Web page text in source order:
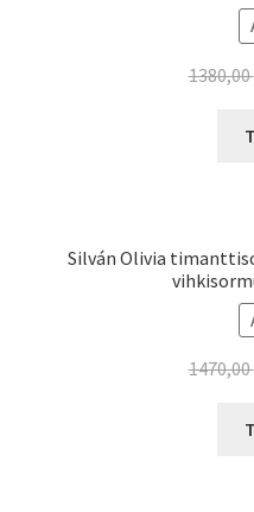
1380,00
Silván Olivia
1470,00